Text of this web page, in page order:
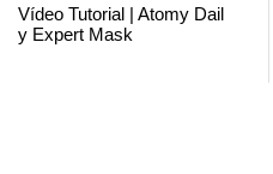
Vídeo Tutorial | Atomy Dail
y Expert Mask